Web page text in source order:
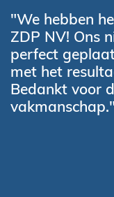
"We hebben
ZDP NV! Ons
perfect
met het
Bedankt voor
vakmanschap."